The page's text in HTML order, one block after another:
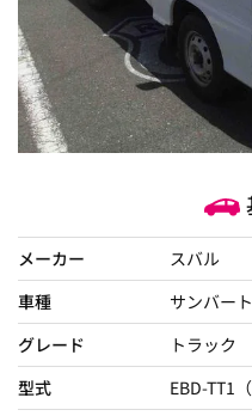
メーカー
スバル
車種
サンバー
グレード
トラック
型式
EBD-TT1